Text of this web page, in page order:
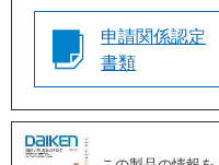
申請関係認定
書類